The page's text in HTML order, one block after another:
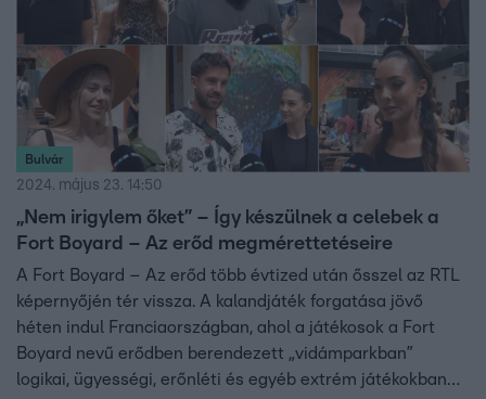
Bulvár
2024. május 23. 14:50
„Nem irigylem őket” – Így készülnek a celebek a
Fort Boyard – Az erőd megmérettetéseire
A Fort Boyard – Az erőd több évtized után ősszel az RTL
képernyőjén tér vissza. A kalandjáték forgatása jövő
héten indul Franciaországban, ahol a játékosok a Fort
Boyard nevű erődben berendezett „vidámparkban”
logikai, ügyességi, erőnléti és egyéb extrém játékokban